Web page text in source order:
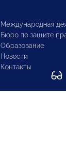
Международная
Бюро по защите
Образование
Новости
Контакты